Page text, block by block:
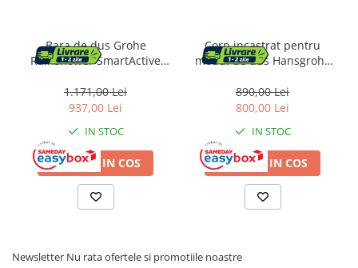
Dormitor & birou
Mobila dormitor
Dulapuri dormitor
Mese toaleta si oglinzi
Noptiere
Mobila birou
Bara de dus Grohe
Rainshower SmartActive
universala, 900 mm, lucios,
auriu
1.171,00 Lei
937,00 Lei
IN STOC
ADAUGA IN COS
Corp incastrat pentru
modul de dus Hansgrohe
120/120
890,00 Lei
800,00 Lei
IN STOC
ADAUGA IN COS
Newsletter Nu rata ofertele si promotiile noastre